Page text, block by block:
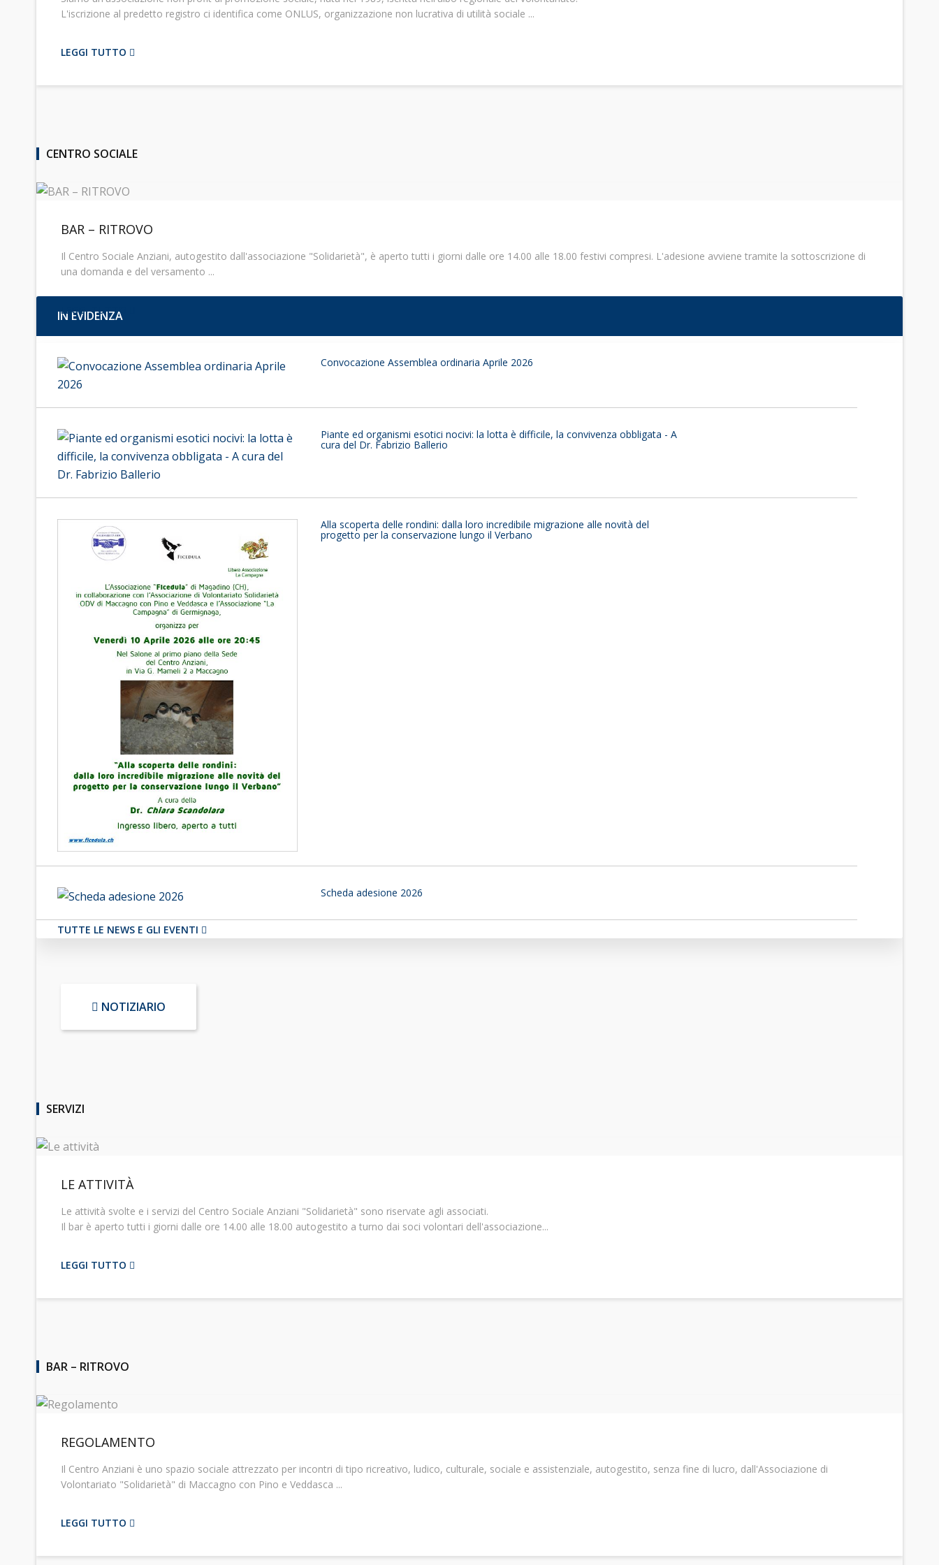
L'iscrizione al predetto registro ci identifica come ONLUS, organizzazione non lucrativa di utilità sociale ...
LEGGI TUTTO
CENTRO SOCIALE
BAR – RITROVO
Il Centro Sociale Anziani, autogestito dall'associazione "Solidarietà", è aperto tutti i giorni dalle ore 14.00 alle 18.00 festivi compresi. L'adesione avviene tramite la sottoscrizione di
una domanda e del versamento ...
LEGGI TUTTO
IN EVIDENZA
Convocazione Assemblea ordinaria Aprile 2026
Piante ed organismi esotici nocivi: la lotta è difficile, la convivenza obbligata - A
cura del Dr. Fabrizio Ballerio
Alla scoperta delle rondini: dalla loro incredibile migrazione alle novità del
progetto per la conservazione lungo il Verbano
Scheda adesione 2026
TUTTE LE NEWS E GLI EVENTI
NOTIZIARIO
SERVIZI
LE ATTIVITÀ
Le attività svolte e i servizi del Centro Sociale Anziani "Solidarietà" sono riservate agli associati.
Il bar è aperto tutti i giorni dalle ore 14.00 alle 18.00 autogestito a turno dai soci volontari dell'associazione...
LEGGI TUTTO
BAR – RITROVO
REGOLAMENTO
Il Centro Anziani è uno spazio sociale attrezzato per incontri di tipo ricreativo, ludico, culturale, sociale e assistenziale, autogestito, senza fine di lucro, dall'Associazione di
Volontariato "Solidarietà" di Maccagno con Pino e Veddasca ...
LEGGI TUTTO